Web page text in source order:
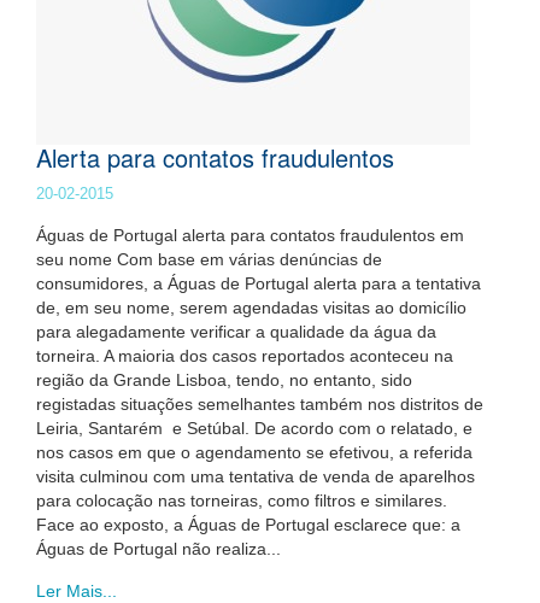
Alerta para contatos fraudulentos
20-02-2015
Águas de Portugal alerta para contatos fraudulentos em
seu nome Com base em várias denúncias de
consumidores, a Águas de Portugal alerta para a tentativa
de, em seu nome, serem agendadas visitas ao domicílio
para alegadamente verificar a qualidade da água da
torneira. A maioria dos casos reportados aconteceu na
região da Grande Lisboa, tendo, no entanto, sido
registadas situações semelhantes também nos distritos de
Leiria, Santarém e Setúbal. De acordo com o relatado, e
nos casos em que o agendamento se efetivou, a referida
visita culminou com uma tentativa de venda de aparelhos
para colocação nas torneiras, como filtros e similares.
Face ao exposto, a Águas de Portugal esclarece que: a
Águas de Portugal não realiza...
Ler Mais...